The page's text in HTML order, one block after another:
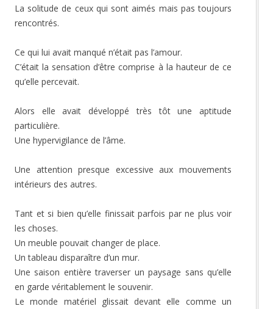
La solitude de ceux qui sont aimés mais pas toujours
rencontrés.
Ce qui lui avait manqué n’était pas l’amour.
C’était la sensation d’être comprise à la hauteur de ce
qu’elle percevait.
Alors elle avait développé très tôt une aptitude
particulière.
Une hypervigilance de l’âme.
Une attention presque excessive aux mouvements
intérieurs des autres.
Tant et si bien qu’elle finissait parfois par ne plus voir
les choses.
Un meuble pouvait changer de place.
Un tableau disparaître d’un mur.
Une saison entière traverser un paysage sans qu’elle
en garde véritablement le souvenir.
Le monde matériel glissait devant elle comme un